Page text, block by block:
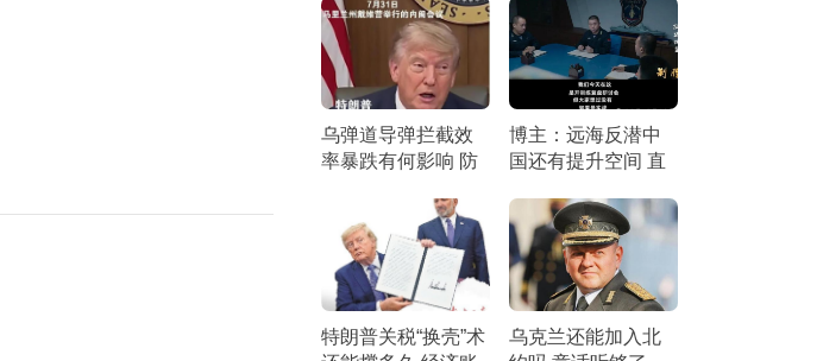
乌弹道导弹拦截效
率暴跌有何影响 防
博主：远海反潜中
国还有提升空间 直
特朗普关税“换壳”术
乌克兰还能加入北